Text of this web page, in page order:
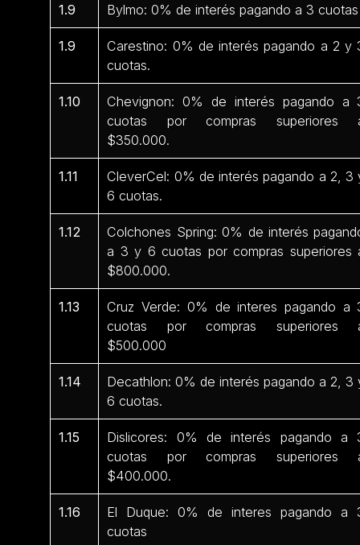
1.9 Bylmo: 0% de interés pagando a 3 cuotas
1.9
Carestino: 0% de interés pagando a 2 y
cuotas.
1.10
Chevignon: 0% de interés pagando a
cuotas por compras superiores
$350.000.
1.11
CleverCel: 0% de interés pagando a 2, 3
6 cuotas.
1.12
Colchones Spring: 0% de interés
a 3 y 6 cuotas por compras superiores
$800.000.
1.13
Cruz Verde: 0% de interes pagando a
cuotas por compras superiores
$500.000
1.14
Decathlon: 0% de interés pagando a 2, 3
6 cuotas.
1.15
Dislicores: 0% de interés pagando a
cuotas por compras superiores
$400.000.
1.16
El Duque: 0% de interes pagando a
cuotas